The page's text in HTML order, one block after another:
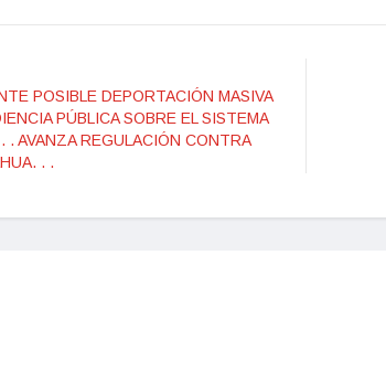
POSIBLE DEPORTACIÓN MASIVA
PÚBLICA SOBRE EL SISTEMA
. AVANZA REGULACIÓN CONTRA
. .